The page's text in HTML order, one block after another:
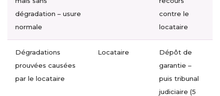
dégradation – usure
normale
contre le
locataire
Dégradations
prouvées causées
par le locataire
Locataire
Dépôt de
garantie –
puis tribunal
judiciaire (5